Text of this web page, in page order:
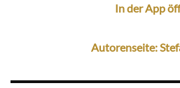
In der App
Autorenseite: